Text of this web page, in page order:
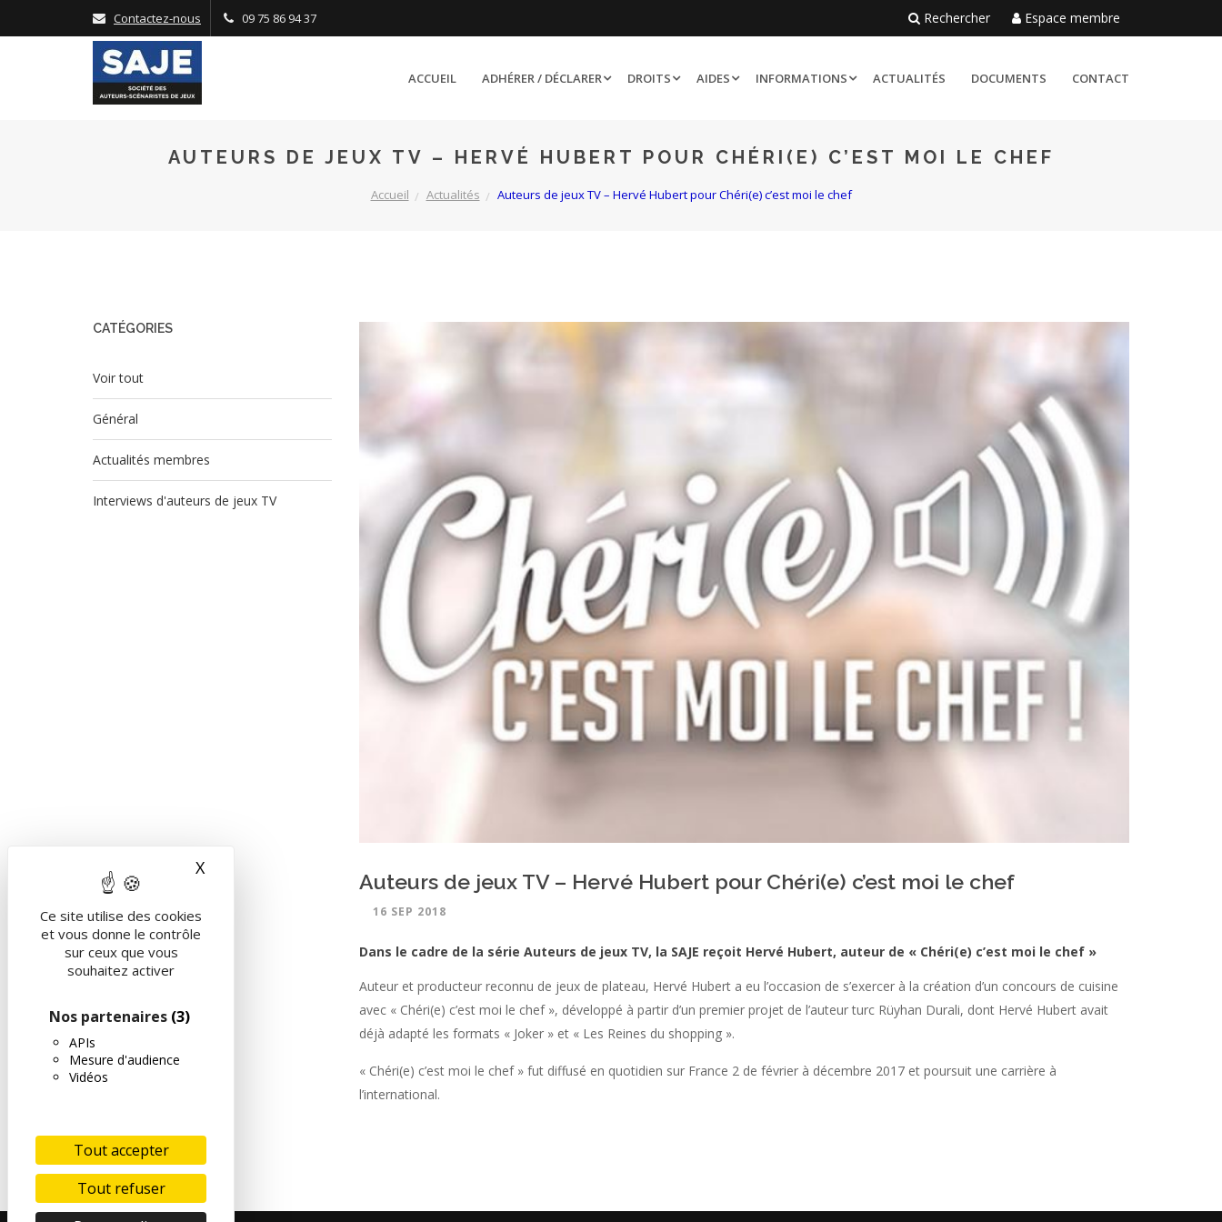
Ce site utilise des cookies
et vous donne le contrôle
sur ceux que vous
souhaitez activer
Nos partenaires (3)
APIs
Mesure d'audience
Vidéos
Tout accepter
Tout refuser
X
Contactez-nous 09 75 86 94 37 Rechercher Espace membre
ACCUEIL ADHÉRER / DÉCLARER DROITS AIDES INFORMATIONS ACTUALITÉS DOCUMENTS CONTACT
AUTEURS DE JEUX TV – HERVÉ HUBERT POUR CHÉRI(E) C’EST MOI LE CHEF
Accueil Actualités Auteurs de jeux TV – Hervé Hubert pour Chéri(e) c’est moi le chef
CATÉGORIES
Voir tout
Général
Actualités membres
Interviews d'auteurs de jeux TV
Auteurs de jeux TV – Hervé Hubert pour Chéri(e) c’est moi le chef
16 SEP 2018
Dans le cadre de la série Auteurs de jeux TV, la SAJE reçoit Hervé Hubert, auteur de « Chéri(e) c’est moi le chef »
Auteur et producteur reconnu de jeux de plateau, Hervé Hubert a eu l’occasion de s’exercer à la création d’un concours de cuisine
avec « Chéri(e) c’est moi le chef », développé à partir d’un premier projet de l’auteur turc Rüyhan Durali, dont Hervé Hubert avait
déjà adapté les formats « Joker » et « Les Reines du shopping ».
« Chéri(e) c’est moi le chef » fut diffusé en quotidien sur France 2 de février à décembre 2017 et poursuit une carrière à
l’international.